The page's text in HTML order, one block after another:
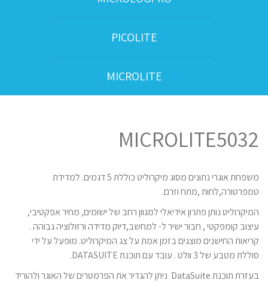
PICOLITE
MICROLITE
MICROLITE5032
משפחת אוגרי נתונים מסוג מיקרוליט כוללת 5 דגמים. למדידת
טמפרטורה,לחות ,מתח וזרם.
המיקרוליט נותן פתרון אידיאלי למגוון רחב של ישומים, מחיר אפקטיבי,
עיצוב קומפקטי , חבור ישיר ל- למחשב,דיוק מדידה ורזולוציה גבוהה .
קריאות החישנים מוצגים בזמן אמת על צג המיקרוליט. מופעל על ידי
סוללת מטבע של 3 וולט . עובד עם תוכנת DATASUITE.
בעזרת תוכנת DataSuite ניתן להגדיר את הפרמטרים של האוגר ולהוריד